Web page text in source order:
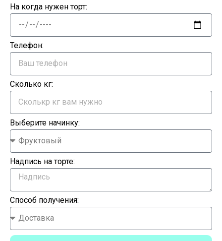
На когда нужен торт:
Телефон:
Сколько кг:
Выберите начинку:
Надпись на торте:
Способ получения: